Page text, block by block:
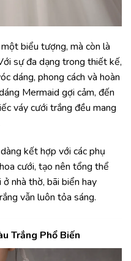
biểu tượng, mà còn là
sự đa dạng trong thiết kế,
dáng, phong cách và hoàn
Mermaid gợi cảm, đến
váy cưới trắng đều mang
kết hợp với các phụ
cưới, tạo nên tổng thể
nhà thờ, bãi biển hay
vẫn luôn tỏa sáng.
Trắng Phổ Biến